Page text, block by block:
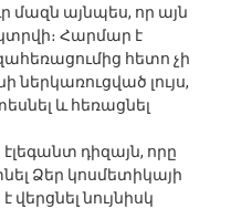
մազն այնպես, որ այն
Հարմար է
հետո չի
ներկառուցված լույս,
և հեռացնել
դիզայն, որը
Ձեր կոսմետիկայի
նույնիսկ